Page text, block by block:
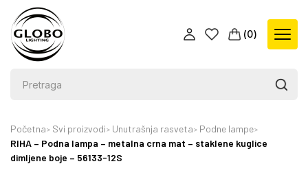
(0)
Početna Svi proizvodi Unutrašnja rasveta
Podne lampe
RIHA – Podna lampa – metalna crna mat – staklene kuglice
dimljene boje – 56133-12S